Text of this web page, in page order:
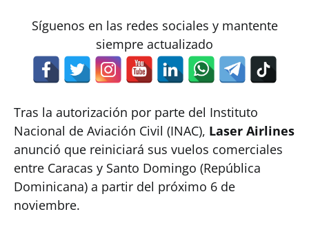
Síguenos en las redes sociales y mantente
siempre actualizado
Tras la autorización por parte del Instituto
Nacional de Aviación Civil (INAC), Laser Airlines
anunció que reiniciará sus vuelos comerciales
entre Caracas y Santo Domingo (República
Dominicana) a partir del próximo 6 de
noviembre.